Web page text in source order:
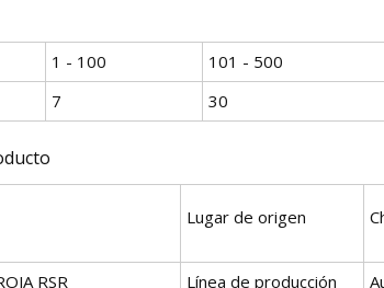
1 - 100 101 - 500
7 30
Lugar de origen
RSR Línea de producción